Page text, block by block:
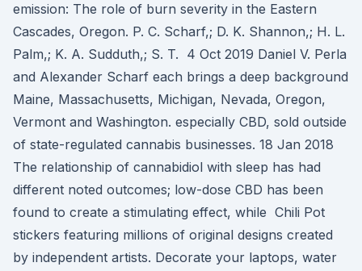
emission: The role of burn severity in the Eastern
Cascades, Oregon. P. C. Scharf,; D. K. Shannon,; H. L.
Palm,; K. A. Sudduth,; S. T. 4 Oct 2019 Daniel V. Perla
and Alexander Scharf each brings a deep background
Maine, Massachusetts, Michigan, Nevada, Oregon,
Vermont and Washington. especially CBD, sold outside
of state-regulated cannabis businesses. 18 Jan 2018
The relationship of cannabidiol with sleep has had
different noted outcomes; low-dose CBD has been
found to create a stimulating effect, while Chili Pot
stickers featuring millions of original designs created
by independent artists. Decorate your laptops, water